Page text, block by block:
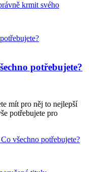
krmit svého
potřebujete?
mít pro něj to nejlepší
potřebujete pro
všechno potřebujete?